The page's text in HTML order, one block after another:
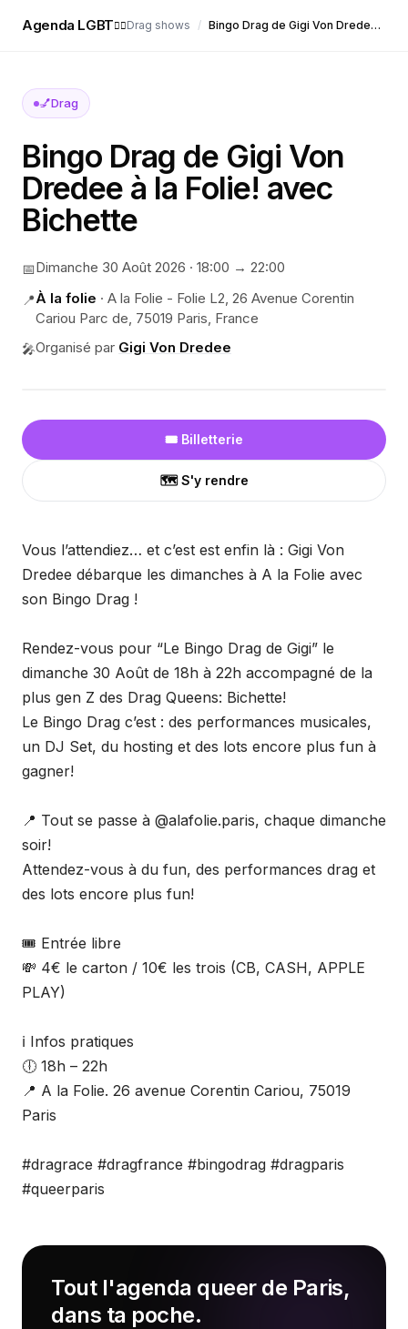
Agenda LGBT🏳️‍🌈Drag shows / Bingo Drag de Gigi Von Dredee à la Folie! avec Bichette
💅Drag
Bingo Drag de Gigi Von
Dredee à la Folie! avec
Bichette
📅Dimanche 30 Août 2026 · 18:00 → 22:00
📍À la folie · A la Folie - Folie L2, 26 Avenue Corentin
Cariou Parc de, 75019 Paris, France
🎤Organisé par Gigi Von Dredee
🎟️ Billetterie
🗺️ S'y rendre
Vous l’attendiez… et c’est est enfin là : Gigi Von
Dredee débarque les dimanches à A la Folie avec
son Bingo Drag !
Rendez-vous pour “Le Bingo Drag de Gigi” le
dimanche 30 Août de 18h à 22h accompagné de la
plus gen Z des Drag Queens: Bichette!
Le Bingo Drag c’est : des performances musicales,
un DJ Set, du hosting et des lots encore plus fun à
gagner!
📍 Tout se passe à @alafolie.paris, chaque dimanche
soir!
Attendez-vous à du fun, des performances drag et
des lots encore plus fun!
🎟️ Entrée libre
💸 4€ le carton / 10€ les trois (CB, CASH, APPLE
PLAY)
ℹ️ Infos pratiques
🕕 18h – 22h
📍 A la Folie. 26 avenue Corentin Cariou, 75019
Paris
#dragrace #dragfrance #bingodrag #dragparis
#queerparis
Tout l'agenda queer de Paris,
dans ta poche.